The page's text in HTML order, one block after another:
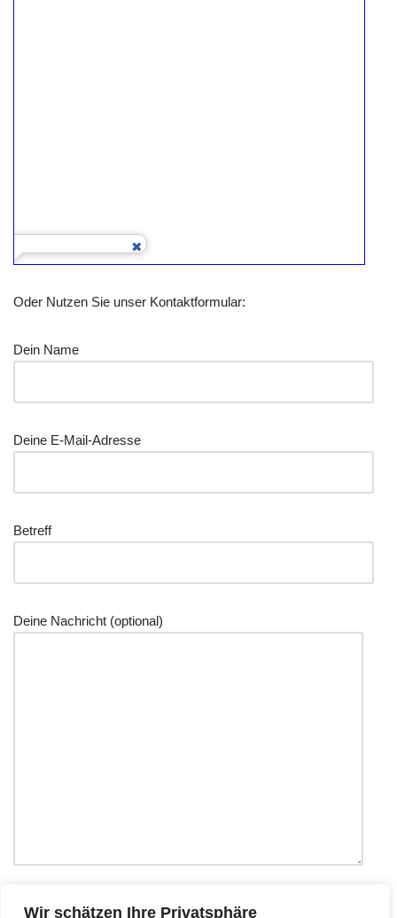
Wir schätzen Ihre Privatsphäre
Oder Nutzen Sie unser Kontaktformular:
Dein Name
Deine E-Mail-Adresse
Betreff
Deine Nachricht (optional)